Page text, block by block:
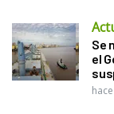
Se
el